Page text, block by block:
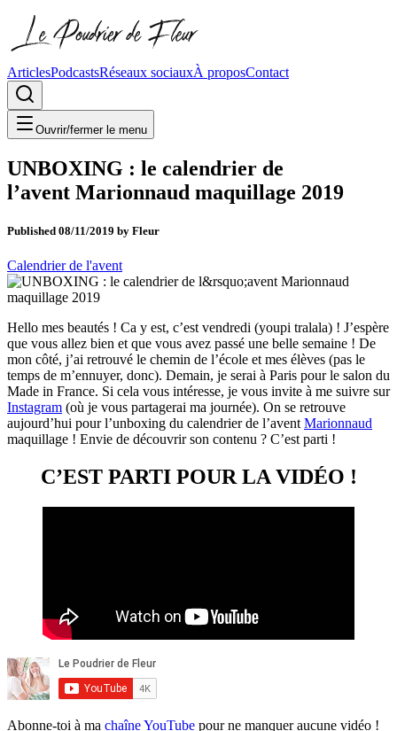
ArticlesPodcastsRéseaux sociauxÀ proposContact
Ouvrir/fermer le menu
UNBOXING : le calendrier de
l’avent Marionnaud maquillage 2019
Published 08/11/2019 by Fleur
Calendrier de l'avent
Hello mes beautés ! Ca y est, c’est vendredi (youpi tralala) ! J’espère
que vous allez bien et que vous avez passé une belle semaine ! De
mon côté, j’ai retrouvé le chemin de l’école et mes élèves (pas le
temps de m’ennuyer, donc). Demain, je serai à Paris pour le salon du
Made in France. Si cela vous intéresse, je vous invite à me suivre sur
Instagram (où je vous partagerai ma journée). On se retrouve
aujourd’hui pour l’unboxing du calendrier de l’avent Marionnaud
maquillage ! Envie de découvrir son contenu ? C’est parti !
C’EST PARTI POUR LA VIDÉO !
Abonne-toi à ma chaîne YouTube pour ne manquer aucune vidéo !